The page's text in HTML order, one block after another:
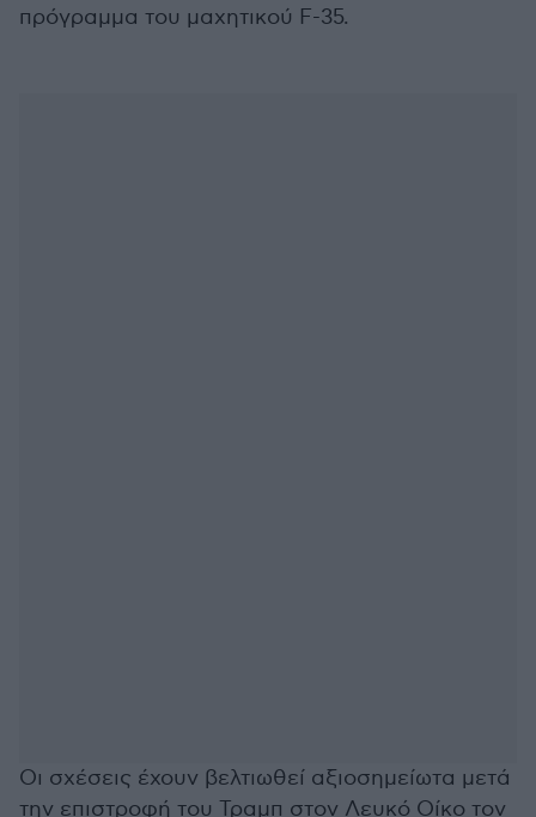
πρόγραμμα του μαχητικού F-35.
Οι σχέσεις έχουν βελτιωθεί αξιοσημείωτα μετά
την επιστροφή του Τραμπ στον Λευκό Οίκο τον